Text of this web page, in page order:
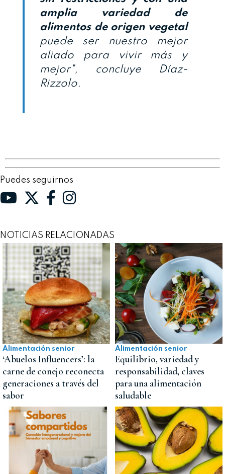
amplia variedad de
alimentos de origen vegetal
puede ser nuestro mejor
aliado para vivir más y
mejor", concluye Díaz-
Rizzolo.
Puedes seguirnos
NOTICIAS RELACIONADAS
Alimentación senior
‘Abuelos Influencers’: la
carne de conejo reconecta
generaciones a través del
sabor
Alimentación senior
Equilibrio, variedad y
responsabilidad, claves
para una alimentación
saludable